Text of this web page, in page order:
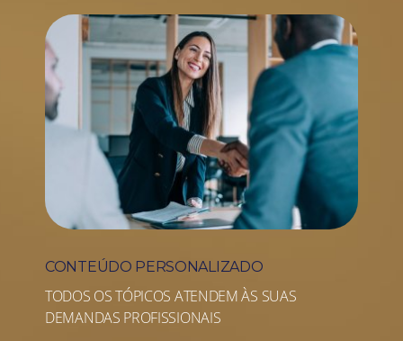
CONTEÚDO PERSONALIZADO
TODOS OS TÓPICOS ATENDEM ÀS SUAS
DEMANDAS PROFISSIONAIS